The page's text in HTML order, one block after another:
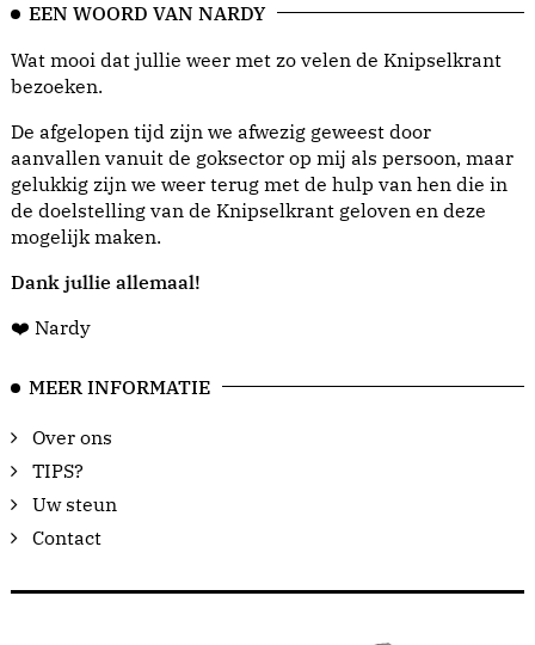
EEN WOORD VAN NARDY
Wat mooi dat jullie weer met zo velen de Knipselkrant
bezoeken.
De afgelopen tijd zijn we afwezig geweest door
aanvallen vanuit de goksector op mij als persoon, maar
gelukkig zijn we weer terug met de hulp van hen die in
de doelstelling van de Knipselkrant geloven en deze
mogelijk maken.
Dank jullie allemaal!
❤️ Nardy
MEER INFORMATIE
Over ons
TIPS?
Uw steun
Contact